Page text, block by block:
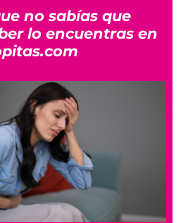
no sabías que
lo encuentras en